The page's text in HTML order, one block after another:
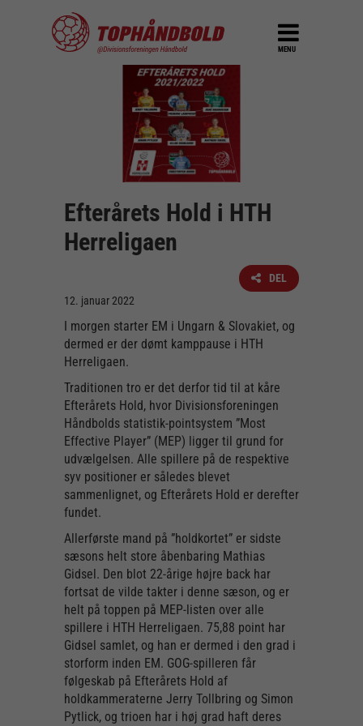
MENU
Efterårets Hold i HTH
Herreligaen
DEL
12. januar 2022
I morgen starter EM i Ungarn & Slovakiet, og
dermed er der dømt kamppause i HTH
Herreligaen.
Traditionen tro er det derfor tid til at kåre
Efterårets Hold, hvor Divisionsforeningen
Håndbolds statistik-pointsystem ”Most
Effective Player” (MEP) ligger til grund for
udvælgelsen. Alle spillere på de respektive
syv positioner er således blevet
sammenlignet, og Efterårets Hold er derefter
fundet.
Allerførste mand på ”holdkortet” er sidste
sæsons helt store åbenbaring Mathias
Gidsel. Den blot 22-årige højre back har
fortsat de vilde takter i denne sæson, og er
helt på toppen på MEP-listen over alle
spillere i HTH Herreligaen. 75,88 point har
Gidsel samlet, og han er dermed i den grad i
storform inden EM. GOG-spilleren får
følgeskab på Efterårets Hold af
holdkammeraterne Jerry Tollbring og Simon
Pytlick, og trioen har i høj grad haft deres